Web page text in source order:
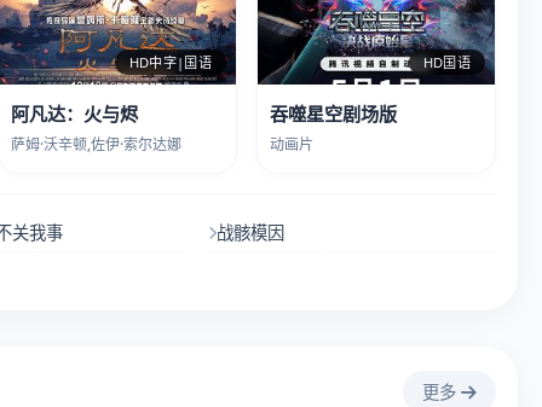
HD中字|国语
阿凡达：火与烬
萨姆·沃辛顿,佐伊·索尔达娜
HD国语
吞噬星空剧场版
动画片
关我事 战骸模因
更多